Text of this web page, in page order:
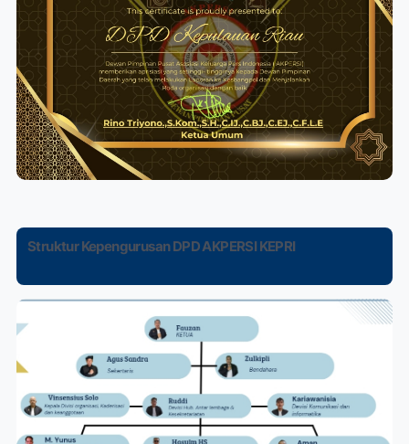
Struktur Kepengurusan DPD AKPERSI KEPRI